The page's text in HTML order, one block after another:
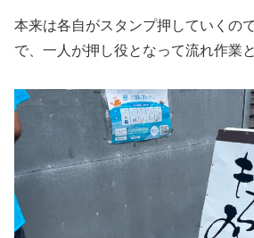
本来は各自がスタンプ押していくの
で、一人が押し役となって流れ作業